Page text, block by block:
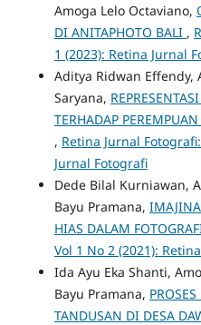
Amoga Lelo Octaviano,
DI ANITAPHOTO BALI ,
1 (2023): Retina Jurnal
Aditya Ridwan Effendy,
Saryana,
TERHADAP
, Retina Jurnal
Jurnal Fotografi
Dede Bilal Kurniawan,
Bayu Pramana,
HIAS DALAM
Vol 1 No 2 (2021):
Ida Ayu Eka Shanti,
Bayu Pramana,
TANDUSAN DI DESA